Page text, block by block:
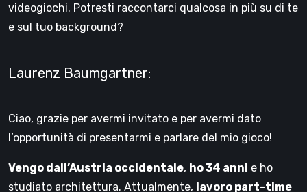
videogiochi. Potresti raccontarci qualcosa in più su di te
e sul tuo background?
Laurenz Baumgartner:
Ciao, grazie per avermi invitato e per avermi dato
l’opportunità di presentarmi e parlare del mio gioco!
Vengo dall’Austria occidentale, ho 34 anni e ho
studiato architettura. Attualmente, lavoro part-time